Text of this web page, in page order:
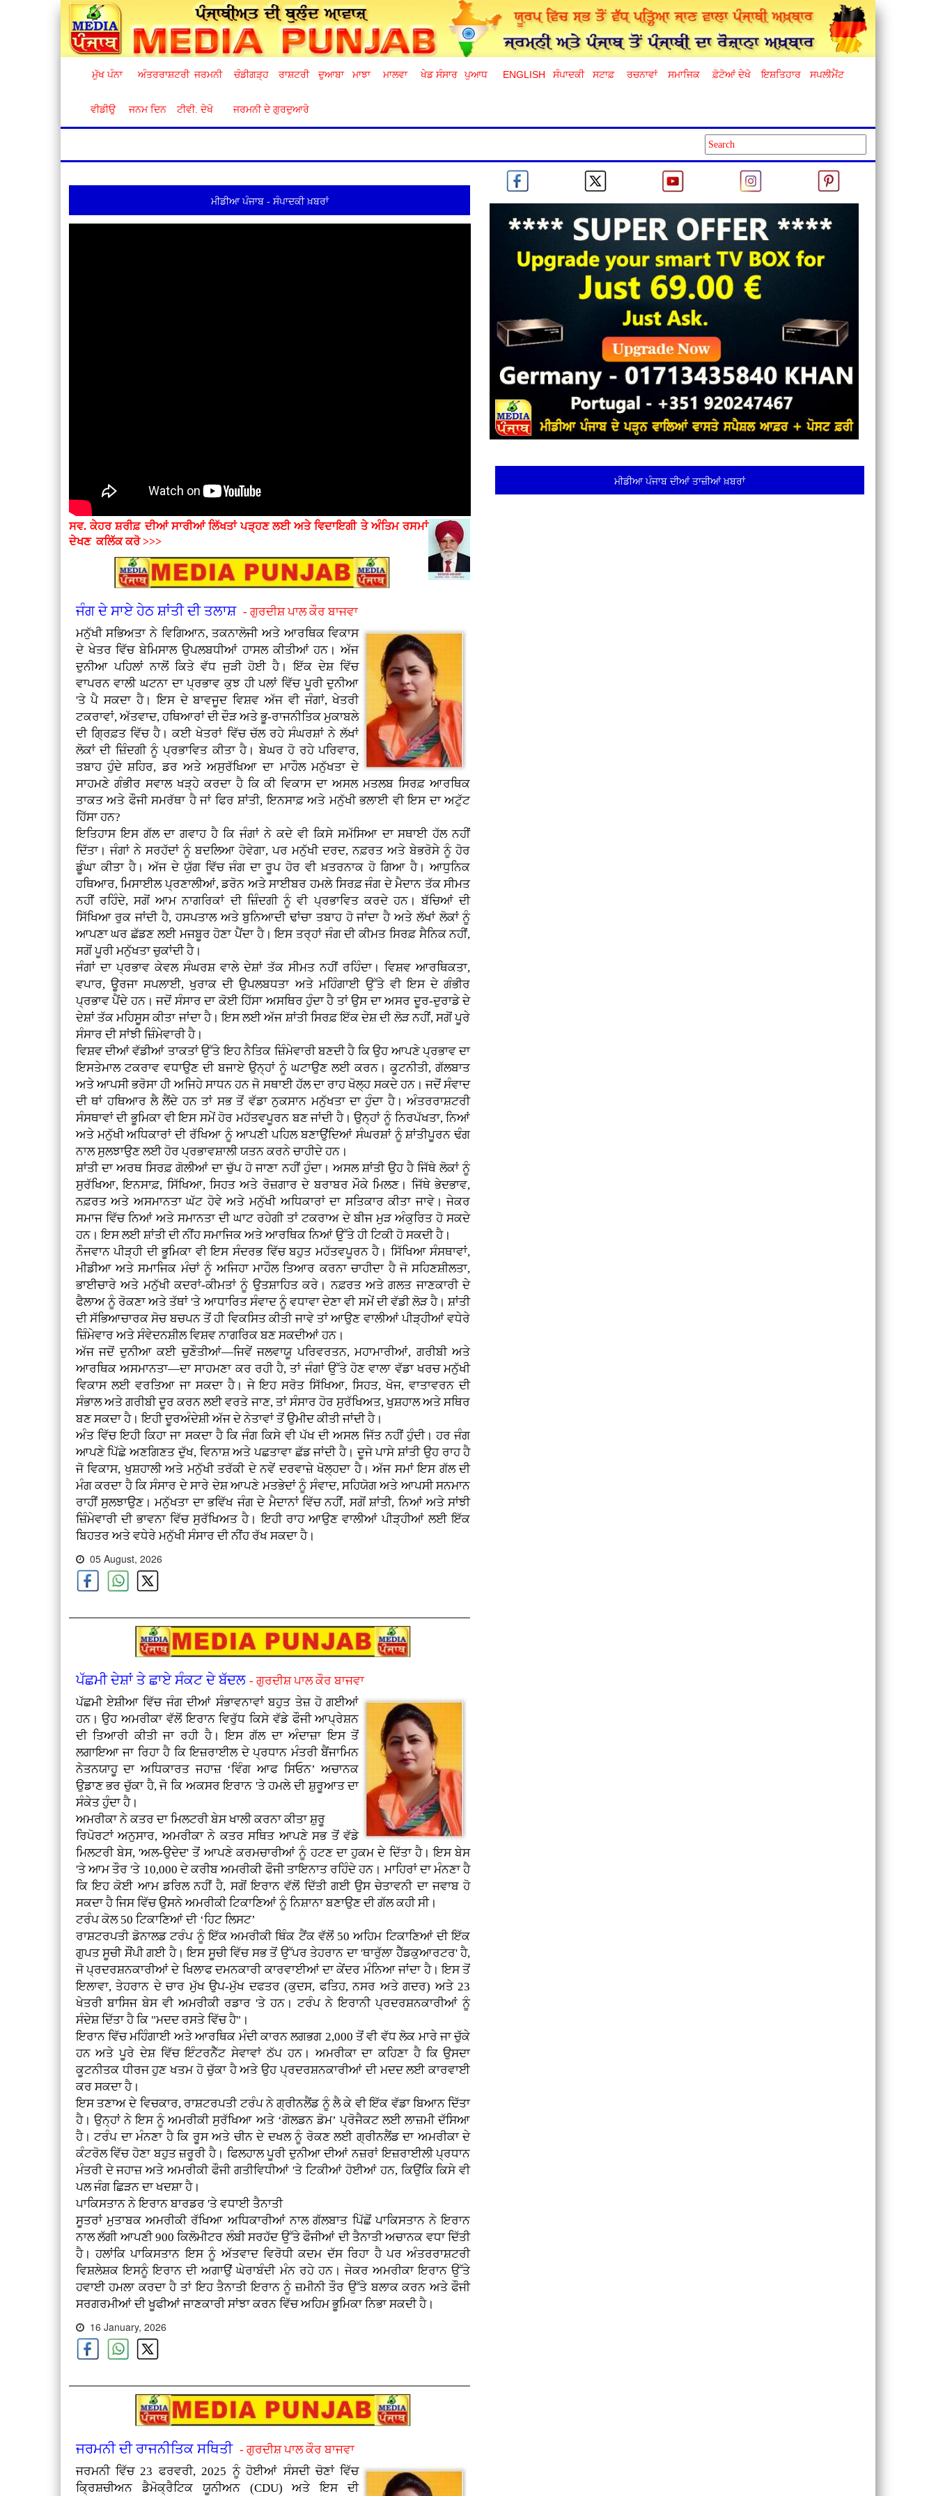
ਮੁੱਖ ਪੰਨਾ ਅੰਤਰਰਾਸ਼ਟਰੀ ਜਰਮਨੀ ਚੰਡੀਗੜ੍ਹ ਰਾਸ਼ਟਰੀ ਦੁਆਬਾ ਮਾਝਾ ਮਾਲਵਾ ਖੇਡ ਸੰਸਾਰ ਪੁਆਧ ENGLISH ਸੰਪਾਦਕੀ ਸਟਾਫ਼ ਰਚਨਾਵਾਂ ਸਮਾਜਿਕ ਫ਼ੋਟੋਆਂ ਦੇਖੋ ਇਸ਼ਤਿਹਾਰ ਸਪਲੀਮੈਂਟ
ਵੀਡੀਉ ਜਨਮ ਦਿਨ ਟੀਵੀ. ਦੇਖੋ ਜਰਮਨੀ ਦੇ ਗੁਰਦੁਆਰੇ
ਮੀਡੀਆ ਪੰਜਾਬ - ਸੰਪਾਦਕੀ ਖ਼ਬਰਾਂ
ਸਵ. ਕੇਹਰ ਸ਼ਰੀਫ਼ ਦੀਆਂ ਸਾਰੀਆਂ ਲਿੱਖਤਾਂ ਪੜ੍ਹਣ ਲਈ ਅਤੇਵਿਦਾਇਗੀ ਤੇ ਅੰਤਿਮ ਰਸਮਾਂ
ਦੇਖਣ ਕਲਿੱਕ ਕਰੋ >>>
ਜੰਗ ਦੇ ਸਾਏ ਹੇਠ ਸ਼ਾਂਤੀ ਦੀ ਤਲਾਸ਼ - ਗੁਰਦੀਸ਼ ਪਾਲ ਕੌਰ ਬਾਜਵਾ
ਮਨੁੱਖੀ ਸਭਿਅਤਾ ਨੇ ਵਿਗਿਆਨ, ਤਕਨਾਲੋਜੀ ਅਤੇ ਆਰਥਿਕ ਵਿਕਾਸ
ਦੇ ਖੇਤਰ ਵਿੱਚ ਬੇਮਿਸਾਲ ਉਪਲਬਧੀਆਂ ਹਾਸਲ ਕੀਤੀਆਂ ਹਨ। ਅੱਜ
ਦੁਨੀਆ ਪਹਿਲਾਂ ਨਾਲੋਂ ਕਿਤੇ ਵੱਧ ਜੁੜੀ ਹੋਈ ਹੈ। ਇੱਕ ਦੇਸ਼ ਵਿੱਚ
ਵਾਪਰਨ ਵਾਲੀ ਘਟਨਾ ਦਾ ਪ੍ਰਭਾਵ ਕੁਝ ਹੀ ਪਲਾਂ ਵਿੱਚ ਪੂਰੀ ਦੁਨੀਆ
'ਤੇ ਪੈ ਸਕਦਾ ਹੈ। ਇਸ ਦੇ ਬਾਵਜੂਦ ਵਿਸ਼ਵ ਅੱਜ ਵੀ ਜੰਗਾਂ, ਖੇਤਰੀ
ਟਕਰਾਵਾਂ, ਅੱਤਵਾਦ, ਹਥਿਆਰਾਂ ਦੀ ਦੌੜ ਅਤੇ ਭੂ-ਰਾਜਨੀਤਿਕ ਮੁਕਾਬਲੇ
ਦੀ ਗ੍ਰਿਫ਼ਤ ਵਿੱਚ ਹੈ। ਕਈ ਖੇਤਰਾਂ ਵਿੱਚ ਚੱਲ ਰਹੇ ਸੰਘਰਸ਼ਾਂ ਨੇ ਲੱਖਾਂ
ਲੋਕਾਂ ਦੀ ਜ਼ਿੰਦਗੀ ਨੂੰ ਪ੍ਰਭਾਵਿਤ ਕੀਤਾ ਹੈ। ਬੇਘਰ ਹੋ ਰਹੇ ਪਰਿਵਾਰ,
ਤਬਾਹ ਹੁੰਦੇ ਸ਼ਹਿਰ, ਡਰ ਅਤੇ ਅਸੁਰੱਖਿਆ ਦਾ ਮਾਹੌਲ ਮਨੁੱਖਤਾ ਦੇ
ਸਾਹਮਣੇ ਗੰਭੀਰ ਸਵਾਲ ਖੜ੍ਹੇ ਕਰਦਾ ਹੈ ਕਿ ਕੀ ਵਿਕਾਸ ਦਾ ਅਸਲ ਮਤਲਬ ਸਿਰਫ਼ ਆਰਥਿਕ
ਤਾਕਤ ਅਤੇ ਫੌਜੀ ਸਮਰੱਥਾ ਹੈ ਜਾਂ ਫਿਰ ਸ਼ਾਂਤੀ, ਇਨਸਾਫ਼ ਅਤੇ ਮਨੁੱਖੀ ਭਲਾਈ ਵੀ ਇਸ ਦਾ ਅਟੁੱਟ
ਹਿੱਸਾ ਹਨ?
ਇਤਿਹਾਸ ਇਸ ਗੱਲ ਦਾ ਗਵਾਹ ਹੈ ਕਿ ਜੰਗਾਂ ਨੇ ਕਦੇ ਵੀ ਕਿਸੇ ਸਮੱਸਿਆ ਦਾ ਸਥਾਈ ਹੱਲ ਨਹੀਂ
ਦਿੱਤਾ। ਜੰਗਾਂ ਨੇ ਸਰਹੱਦਾਂ ਨੂੰ ਬਦਲਿਆ ਹੋਵੇਗਾ, ਪਰ ਮਨੁੱਖੀ ਦਰਦ, ਨਫ਼ਰਤ ਅਤੇ ਬੇਭਰੋਸੇ ਨੂੰ ਹੋਰ
ਡੂੰਘਾ ਕੀਤਾ ਹੈ। ਅੱਜ ਦੇ ਯੁੱਗ ਵਿੱਚ ਜੰਗ ਦਾ ਰੂਪ ਹੋਰ ਵੀ ਖ਼ਤਰਨਾਕ ਹੋ ਗਿਆ ਹੈ। ਆਧੁਨਿਕ
ਹਥਿਆਰ, ਮਿਸਾਈਲ ਪ੍ਰਣਾਲੀਆਂ, ਡਰੋਨ ਅਤੇ ਸਾਈਬਰ ਹਮਲੇ ਸਿਰਫ਼ ਜੰਗ ਦੇ ਮੈਦਾਨ ਤੱਕ ਸੀਮਤ
ਨਹੀਂ ਰਹਿੰਦੇ, ਸਗੋਂ ਆਮ ਨਾਗਰਿਕਾਂ ਦੀ ਜ਼ਿੰਦਗੀ ਨੂੰ ਵੀ ਪ੍ਰਭਾਵਿਤ ਕਰਦੇ ਹਨ। ਬੱਚਿਆਂ ਦੀ
ਸਿੱਖਿਆ ਰੁਕ ਜਾਂਦੀ ਹੈ, ਹਸਪਤਾਲ ਅਤੇ ਬੁਨਿਆਦੀ ਢਾਂਚਾ ਤਬਾਹ ਹੋ ਜਾਂਦਾ ਹੈ ਅਤੇ ਲੱਖਾਂ ਲੋਕਾਂ ਨੂੰ
ਆਪਣਾ ਘਰ ਛੱਡਣ ਲਈ ਮਜਬੂਰ ਹੋਣਾ ਪੈਂਦਾ ਹੈ। ਇਸ ਤਰ੍ਹਾਂ ਜੰਗ ਦੀ ਕੀਮਤ ਸਿਰਫ਼ ਸੈਨਿਕ ਨਹੀਂ,
ਸਗੋਂ ਪੂਰੀ ਮਨੁੱਖਤਾ ਚੁਕਾਂਦੀ ਹੈ।
ਜੰਗਾਂ ਦਾ ਪ੍ਰਭਾਵ ਕੇਵਲ ਸੰਘਰਸ਼ ਵਾਲੇ ਦੇਸ਼ਾਂ ਤੱਕ ਸੀਮਤ ਨਹੀਂ ਰਹਿੰਦਾ। ਵਿਸ਼ਵ ਆਰਥਿਕਤਾ,
ਵਪਾਰ, ਊਰਜਾ ਸਪਲਾਈ, ਖੁਰਾਕ ਦੀ ਉਪਲਬਧਤਾ ਅਤੇ ਮਹਿੰਗਾਈ ਉੱਤੇ ਵੀ ਇਸ ਦੇ ਗੰਭੀਰ
ਪ੍ਰਭਾਵ ਪੈਂਦੇ ਹਨ। ਜਦੋਂ ਸੰਸਾਰ ਦਾ ਕੋਈ ਹਿੱਸਾ ਅਸਥਿਰ ਹੁੰਦਾ ਹੈ ਤਾਂ ਉਸ ਦਾ ਅਸਰ ਦੂਰ-ਦੁਰਾਡੇ ਦੇ
ਦੇਸ਼ਾਂ ਤੱਕ ਮਹਿਸੂਸ ਕੀਤਾ ਜਾਂਦਾ ਹੈ। ਇਸ ਲਈ ਅੱਜ ਸ਼ਾਂਤੀ ਸਿਰਫ਼ ਇੱਕ ਦੇਸ਼ ਦੀ ਲੋੜ ਨਹੀਂ, ਸਗੋਂ ਪੂਰੇ
ਸੰਸਾਰ ਦੀ ਸਾਂਝੀ ਜ਼ਿੰਮੇਵਾਰੀ ਹੈ।
ਵਿਸ਼ਵ ਦੀਆਂ ਵੱਡੀਆਂ ਤਾਕਤਾਂ ਉੱਤੇ ਇਹ ਨੈਤਿਕ ਜ਼ਿੰਮੇਵਾਰੀ ਬਣਦੀ ਹੈ ਕਿ ਉਹ ਆਪਣੇ ਪ੍ਰਭਾਵ ਦਾ
ਇਸਤੇਮਾਲ ਟਕਰਾਵ ਵਧਾਉਣ ਦੀ ਬਜਾਏ ਉਨ੍ਹਾਂ ਨੂੰ ਘਟਾਉਣ ਲਈ ਕਰਨ। ਕੂਟਨੀਤੀ, ਗੱਲਬਾਤ
ਅਤੇ ਆਪਸੀ ਭਰੋਸਾ ਹੀ ਅਜਿਹੇ ਸਾਧਨ ਹਨ ਜੋ ਸਥਾਈ ਹੱਲ ਦਾ ਰਾਹ ਖੋਲ੍ਹ ਸਕਦੇ ਹਨ। ਜਦੋਂ ਸੰਵਾਦ
ਦੀ ਥਾਂ ਹਥਿਆਰ ਲੈ ਲੈਂਦੇ ਹਨ ਤਾਂ ਸਭ ਤੋਂ ਵੱਡਾ ਨੁਕਸਾਨ ਮਨੁੱਖਤਾ ਦਾ ਹੁੰਦਾ ਹੈ। ਅੰਤਰਰਾਸ਼ਟਰੀ
ਸੰਸਥਾਵਾਂ ਦੀ ਭੂਮਿਕਾ ਵੀ ਇਸ ਸਮੇਂ ਹੋਰ ਮਹੱਤਵਪੂਰਨ ਬਣ ਜਾਂਦੀ ਹੈ। ਉਨ੍ਹਾਂ ਨੂੰ ਨਿਰਪੱਖਤਾ, ਨਿਆਂ
ਅਤੇ ਮਨੁੱਖੀ ਅਧਿਕਾਰਾਂ ਦੀ ਰੱਖਿਆ ਨੂੰ ਆਪਣੀ ਪਹਿਲ ਬਣਾਉਂਦਿਆਂ ਸੰਘਰਸ਼ਾਂ ਨੂੰ ਸ਼ਾਂਤੀਪੂਰਨ ਢੰਗ
ਨਾਲ ਸੁਲਝਾਉਣ ਲਈ ਹੋਰ ਪ੍ਰਭਾਵਸ਼ਾਲੀ ਯਤਨ ਕਰਨੇ ਚਾਹੀਦੇ ਹਨ।
ਸ਼ਾਂਤੀ ਦਾ ਅਰਥ ਸਿਰਫ਼ ਗੋਲੀਆਂ ਦਾ ਚੁੱਪ ਹੋ ਜਾਣਾ ਨਹੀਂ ਹੁੰਦਾ। ਅਸਲ ਸ਼ਾਂਤੀ ਉਹ ਹੈ ਜਿੱਥੇ ਲੋਕਾਂ ਨੂੰ
ਸੁਰੱਖਿਆ, ਇਨਸਾਫ਼, ਸਿੱਖਿਆ, ਸਿਹਤ ਅਤੇ ਰੋਜ਼ਗਾਰ ਦੇ ਬਰਾਬਰ ਮੌਕੇ ਮਿਲਣ। ਜਿੱਥੇ ਭੇਦਭਾਵ,
ਨਫ਼ਰਤ ਅਤੇ ਅਸਮਾਨਤਾ ਘੱਟ ਹੋਵੇ ਅਤੇ ਮਨੁੱਖੀ ਅਧਿਕਾਰਾਂ ਦਾ ਸਤਿਕਾਰ ਕੀਤਾ ਜਾਵੇ। ਜੇਕਰ
ਸਮਾਜ ਵਿੱਚ ਨਿਆਂ ਅਤੇ ਸਮਾਨਤਾ ਦੀ ਘਾਟ ਰਹੇਗੀ ਤਾਂ ਟਕਰਾਅ ਦੇ ਬੀਜ ਮੁੜ ਅੰਕੁਰਿਤ ਹੋ ਸਕਦੇ
ਹਨ। ਇਸ ਲਈ ਸ਼ਾਂਤੀ ਦੀ ਨੀਂਹ ਸਮਾਜਿਕ ਅਤੇ ਆਰਥਿਕ ਨਿਆਂ ਉੱਤੇ ਹੀ ਟਿਕੀ ਹੋ ਸਕਦੀ ਹੈ।
ਨੌਜਵਾਨ ਪੀੜ੍ਹੀ ਦੀ ਭੂਮਿਕਾ ਵੀ ਇਸ ਸੰਦਰਭ ਵਿੱਚ ਬਹੁਤ ਮਹੱਤਵਪੂਰਨ ਹੈ। ਸਿੱਖਿਆ ਸੰਸਥਾਵਾਂ,
ਮੀਡੀਆ ਅਤੇ ਸਮਾਜਿਕ ਮੰਚਾਂ ਨੂੰ ਅਜਿਹਾ ਮਾਹੌਲ ਤਿਆਰ ਕਰਨਾ ਚਾਹੀਦਾ ਹੈ ਜੋ ਸਹਿਣਸ਼ੀਲਤਾ,
ਭਾਈਚਾਰੇ ਅਤੇ ਮਨੁੱਖੀ ਕਦਰਾਂ-ਕੀਮਤਾਂ ਨੂੰ ਉਤਸ਼ਾਹਿਤ ਕਰੇ। ਨਫ਼ਰਤ ਅਤੇ ਗਲਤ ਜਾਣਕਾਰੀ ਦੇ
ਫੈਲਾਅ ਨੂੰ ਰੋਕਣਾ ਅਤੇ ਤੱਥਾਂ 'ਤੇ ਆਧਾਰਿਤ ਸੰਵਾਦ ਨੂੰ ਵਧਾਵਾ ਦੇਣਾ ਵੀ ਸਮੇਂ ਦੀ ਵੱਡੀ ਲੋੜ ਹੈ। ਸ਼ਾਂਤੀ
ਦੀ ਸੱਭਿਆਚਾਰਕ ਸੋਚ ਬਚਪਨ ਤੋਂ ਹੀ ਵਿਕਸਿਤ ਕੀਤੀ ਜਾਵੇ ਤਾਂ ਆਉਣ ਵਾਲੀਆਂ ਪੀੜ੍ਹੀਆਂ ਵਧੇਰੇ
ਜ਼ਿੰਮੇਵਾਰ ਅਤੇ ਸੰਵੇਦਨਸ਼ੀਲ ਵਿਸ਼ਵ ਨਾਗਰਿਕ ਬਣ ਸਕਦੀਆਂ ਹਨ।
ਅੱਜ ਜਦੋਂ ਦੁਨੀਆ ਕਈ ਚੁਣੌਤੀਆਂ—ਜਿਵੇਂ ਜਲਵਾਯੂ ਪਰਿਵਰਤਨ, ਮਹਾਮਾਰੀਆਂ, ਗਰੀਬੀ ਅਤੇ
ਆਰਥਿਕ ਅਸਮਾਨਤਾ—ਦਾ ਸਾਹਮਣਾ ਕਰ ਰਹੀ ਹੈ, ਤਾਂ ਜੰਗਾਂ ਉੱਤੇ ਹੋਣ ਵਾਲਾ ਵੱਡਾ ਖਰਚ ਮਨੁੱਖੀ
ਵਿਕਾਸ ਲਈ ਵਰਤਿਆ ਜਾ ਸਕਦਾ ਹੈ। ਜੇ ਇਹ ਸਰੋਤ ਸਿੱਖਿਆ, ਸਿਹਤ, ਖੋਜ, ਵਾਤਾਵਰਨ ਦੀ
ਸੰਭਾਲ ਅਤੇ ਗਰੀਬੀ ਦੂਰ ਕਰਨ ਲਈ ਵਰਤੇ ਜਾਣ, ਤਾਂ ਸੰਸਾਰ ਹੋਰ ਸੁਰੱਖਿਅਤ, ਖੁਸ਼ਹਾਲ ਅਤੇ ਸਥਿਰ
ਬਣ ਸਕਦਾ ਹੈ। ਇਹੀ ਦੂਰਅੰਦੇਸ਼ੀ ਅੱਜ ਦੇ ਨੇਤਾਵਾਂ ਤੋਂ ਉਮੀਦ ਕੀਤੀ ਜਾਂਦੀ ਹੈ।
ਅੰਤ ਵਿੱਚ ਇਹੀ ਕਿਹਾ ਜਾ ਸਕਦਾ ਹੈ ਕਿ ਜੰਗ ਕਿਸੇ ਵੀ ਪੱਖ ਦੀ ਅਸਲ ਜਿੱਤ ਨਹੀਂ ਹੁੰਦੀ। ਹਰ ਜੰਗ
ਆਪਣੇ ਪਿੱਛੇ ਅਣਗਿਣਤ ਦੁੱਖ, ਵਿਨਾਸ਼ ਅਤੇ ਪਛਤਾਵਾ ਛੱਡ ਜਾਂਦੀ ਹੈ। ਦੂਜੇ ਪਾਸੇ ਸ਼ਾਂਤੀ ਉਹ ਰਾਹ ਹੈ
ਜੋ ਵਿਕਾਸ, ਖੁਸ਼ਹਾਲੀ ਅਤੇ ਮਨੁੱਖੀ ਤਰੱਕੀ ਦੇ ਨਵੇਂ ਦਰਵਾਜ਼ੇ ਖੋਲ੍ਹਦਾ ਹੈ। ਅੱਜ ਸਮਾਂ ਇਸ ਗੱਲ ਦੀ
ਮੰਗ ਕਰਦਾ ਹੈ ਕਿ ਸੰਸਾਰ ਦੇ ਸਾਰੇ ਦੇਸ਼ ਆਪਣੇ ਮਤਭੇਦਾਂ ਨੂੰ ਸੰਵਾਦ, ਸਹਿਯੋਗ ਅਤੇ ਆਪਸੀ ਸਨਮਾਨ
ਰਾਹੀਂ ਸੁਲਝਾਉਣ। ਮਨੁੱਖਤਾ ਦਾ ਭਵਿੱਖ ਜੰਗ ਦੇ ਮੈਦਾਨਾਂ ਵਿੱਚ ਨਹੀਂ, ਸਗੋਂ ਸ਼ਾਂਤੀ, ਨਿਆਂ ਅਤੇ ਸਾਂਝੀ
ਜ਼ਿੰਮੇਵਾਰੀ ਦੀ ਭਾਵਨਾ ਵਿੱਚ ਸੁਰੱਖਿਅਤ ਹੈ। ਇਹੀ ਰਾਹ ਆਉਣ ਵਾਲੀਆਂ ਪੀੜ੍ਹੀਆਂ ਲਈ ਇੱਕ
ਬਿਹਤਰ ਅਤੇ ਵਧੇਰੇ ਮਨੁੱਖੀ ਸੰਸਾਰ ਦੀ ਨੀਂਹ ਰੱਖ ਸਕਦਾ ਹੈ।
05 August, 2026
ਪੱਛਮੀ ਦੇਸ਼ਾਂ ਤੇ ਛਾਏ ਸੰਕਟ ਦੇ ਬੱਦਲ - ਗੁਰਦੀਸ਼ ਪਾਲ ਕੌਰ ਬਾਜਵਾ
ਪੱਛਮੀ ਏਸ਼ੀਆ ਵਿੱਚ ਜੰਗ ਦੀਆਂ ਸੰਭਾਵਨਾਵਾਂ ਬਹੁਤ ਤੇਜ਼ ਹੋ ਗਈਆਂ
ਹਨ। ਉਹ ਅਮਰੀਕਾ ਵੱਲੋਂ ਇਰਾਨ ਵਿਰੁੱਧ ਕਿਸੇ ਵੱਡੇ ਫੌਜੀ ਆਪ੍ਰੇਸ਼ਨ
ਦੀ ਤਿਆਰੀ ਕੀਤੀ ਜਾ ਰਹੀ ਹੈ। ਇਸ ਗੱਲ ਦਾ ਅੰਦਾਜ਼ਾ ਇਸ ਤੋਂ
ਲਗਾਇਆ ਜਾ ਰਿਹਾ ਹੈ ਕਿ ਇਜ਼ਰਾਈਲ ਦੇ ਪ੍ਰਧਾਨ ਮੰਤਰੀ ਬੈਂਜਾਮਿਨ
ਨੇਤਨਯਾਹੂ ਦਾ ਅਧਿਕਾਰਤ ਜਹਾਜ਼ ‘ਵਿੰਗ ਆਫ ਸਿਓਨ’ ਅਚਾਨਕ
ਉਡਾਣ ਭਰ ਚੁੱਕਾ ਹੈ, ਜੋ ਕਿ ਅਕਸਰ ਇਰਾਨ 'ਤੇ ਹਮਲੇ ਦੀ ਸ਼ੁਰੂਆਤ ਦਾ
ਸੰਕੇਤ ਹੁੰਦਾ ਹੈ।
ਅਮਰੀਕਾ ਨੇ ਕਤਰ ਦਾ ਮਿਲਟਰੀ ਬੇਸ ਖਾਲੀ ਕਰਨਾ ਕੀਤਾ ਸ਼ੁਰੂ
ਰਿਪੋਰਟਾਂ ਅਨੁਸਾਰ, ਅਮਰੀਕਾ ਨੇ ਕਤਰ ਸਥਿਤ ਆਪਣੇ ਸਭ ਤੋਂ ਵੱਡੇ
ਮਿਲਟਰੀ ਬੇਸ, 'ਅਲ-ਉਦੇਦ' ਤੋਂ ਆਪਣੇ ਕਰਮਚਾਰੀਆਂ ਨੂੰ ਹਟਣ ਦਾ ਹੁਕਮ ਦੇ ਦਿੱਤਾ ਹੈ। ਇਸ ਬੇਸ
'ਤੇ ਆਮ ਤੌਰ 'ਤੇ 10,000 ਦੇ ਕਰੀਬ ਅਮਰੀਕੀ ਫੌਜੀ ਤਾਇਨਾਤ ਰਹਿੰਦੇ ਹਨ। ਮਾਹਿਰਾਂ ਦਾ ਮੰਨਣਾ ਹੈ
ਕਿ ਇਹ ਕੋਈ ਆਮ ਡਰਿਲ ਨਹੀਂ ਹੈ, ਸਗੋਂ ਇਰਾਨ ਵੱਲੋਂ ਦਿੱਤੀ ਗਈ ਉਸ ਚੇਤਾਵਨੀ ਦਾ ਜਵਾਬ ਹੋ
ਸਕਦਾ ਹੈ ਜਿਸ ਵਿੱਚ ਉਸਨੇ ਅਮਰੀਕੀ ਟਿਕਾਣਿਆਂ ਨੂੰ ਨਿਸ਼ਾਨਾ ਬਣਾਉਣ ਦੀ ਗੱਲ ਕਹੀ ਸੀ।
ਟਰੰਪ ਕੋਲ 50 ਟਿਕਾਣਿਆਂ ਦੀ ‘ਹਿਟ ਲਿਸਟ’
ਰਾਸ਼ਟਰਪਤੀ ਡੋਨਾਲਡ ਟਰੰਪ ਨੂੰ ਇੱਕ ਅਮਰੀਕੀ ਥਿੰਕ ਟੈਂਕ ਵੱਲੋਂ 50 ਅਹਿਮ ਟਿਕਾਣਿਆਂ ਦੀ ਇੱਕ
ਗੁਪਤ ਸੂਚੀ ਸੌਂਪੀ ਗਈ ਹੈ। ਇਸ ਸੂਚੀ ਵਿੱਚ ਸਭ ਤੋਂ ਉੱਪਰ ਤੇਹਰਾਨ ਦਾ 'ਥਾਰੁੱਲਾ ਹੈੱਡਕੁਆਰਟਰ' ਹੈ,
ਜੋ ਪ੍ਰਦਰਸ਼ਨਕਾਰੀਆਂ ਦੇ ਖਿਲਾਫ ਦਮਨਕਾਰੀ ਕਾਰਵਾਈਆਂ ਦਾ ਕੇਂਦਰ ਮੰਨਿਆ ਜਾਂਦਾ ਹੈ। ਇਸ ਤੋਂ
ਇਲਾਵਾ, ਤੇਹਰਾਨ ਦੇ ਚਾਰ ਮੁੱਖ ਉਪ-ਮੁੱਖ ਦਫਤਰ (ਕੁਦਸ, ਫਤਿਹ, ਨਸਰ ਅਤੇ ਗਦਰ) ਅਤੇ 23
ਖੇਤਰੀ ਬਾਸਿਜ ਬੇਸ ਵੀ ਅਮਰੀਕੀ ਰਡਾਰ 'ਤੇ ਹਨ। ਟਰੰਪ ਨੇ ਇਰਾਨੀ ਪ੍ਰਦਰਸ਼ਨਕਾਰੀਆਂ ਨੂੰ
ਸੰਦੇਸ਼ ਦਿੱਤਾ ਹੈ ਕਿ "ਮਦਦ ਰਸਤੇ ਵਿੱਚ ਹੈ"।
ਇਰਾਨ ਵਿੱਚ ਮਹਿੰਗਾਈ ਅਤੇ ਆਰਥਿਕ ਮੰਦੀ ਕਾਰਨ ਲਗਭਗ 2,000 ਤੋਂ ਵੀ ਵੱਧ ਲੋਕ ਮਾਰੇ ਜਾ ਚੁੱਕੇ
ਹਨ ਅਤੇ ਪੂਰੇ ਦੇਸ਼ ਵਿੱਚ ਇੰਟਰਨੈੱਟ ਸੇਵਾਵਾਂ ਠੱਪ ਹਨ। ਅਮਰੀਕਾ ਦਾ ਕਹਿਣਾ ਹੈ ਕਿ ਉਸਦਾ
ਕੂਟਨੀਤਕ ਧੀਰਜ ਹੁਣ ਖਤਮ ਹੋ ਚੁੱਕਾ ਹੈ ਅਤੇ ਉਹ ਪ੍ਰਦਰਸ਼ਨਕਾਰੀਆਂ ਦੀ ਮਦਦ ਲਈ ਕਾਰਵਾਈ
ਕਰ ਸਕਦਾ ਹੈ।
ਇਸ ਤਣਾਅ ਦੇ ਵਿਚਕਾਰ, ਰਾਸ਼ਟਰਪਤੀ ਟਰੰਪ ਨੇ ਗ੍ਰੀਨਲੈਂਡ ਨੂੰ ਲੈ ਕੇ ਵੀ ਇੱਕ ਵੱਡਾ ਬਿਆਨ ਦਿੱਤਾ
ਹੈ। ਉਨ੍ਹਾਂ ਨੇ ਇਸ ਨੂੰ ਅਮਰੀਕੀ ਸੁਰੱਖਿਆ ਅਤੇ ‘ਗੋਲਡਨ ਡੋਮ’ ਪ੍ਰੋਜੈਕਟ ਲਈ ਲਾਜ਼ਮੀ ਦੱਸਿਆ
ਹੈ। ਟਰੰਪ ਦਾ ਮੰਨਣਾ ਹੈ ਕਿ ਰੂਸ ਅਤੇ ਚੀਨ ਦੇ ਦਖਲ ਨੂੰ ਰੋਕਣ ਲਈ ਗ੍ਰੀਨਲੈਂਡ ਦਾ ਅਮਰੀਕਾ ਦੇ
ਕੰਟਰੋਲ ਵਿੱਚ ਹੋਣਾ ਬਹੁਤ ਜ਼ਰੂਰੀ ਹੈ। ਫਿਲਹਾਲ ਪੂਰੀ ਦੁਨੀਆ ਦੀਆਂ ਨਜ਼ਰਾਂ ਇਜ਼ਰਾਈਲੀ ਪ੍ਰਧਾਨ
ਮੰਤਰੀ ਦੇ ਜਹਾਜ਼ ਅਤੇ ਅਮਰੀਕੀ ਫੌਜੀ ਗਤੀਵਿਧੀਆਂ 'ਤੇ ਟਿਕੀਆਂ ਹੋਈਆਂ ਹਨ, ਕਿਉਂਕਿ ਕਿਸੇ ਵੀ
ਪਲ ਜੰਗ ਛਿੜਨ ਦਾ ਖਦਸ਼ਾ ਹੈ।
ਪਾਕਿਸਤਾਨ ਨੇ ਇਰਾਨ ਬਾਰਡਰ 'ਤੇ ਵਧਾਈ ਤੈਨਾਤੀ
ਸੂਤਰਾਂ ਮੁਤਾਬਕ ਅਮਰੀਕੀ ਰੱਖਿਆ ਅਧਿਕਾਰੀਆਂ ਨਾਲ ਗੱਲਬਾਤ ਪਿੱਛੋਂ ਪਾਕਿਸਤਾਨ ਨੇ ਇਰਾਨ
ਨਾਲ ਲੱਗੀ ਆਪਣੀ 900 ਕਿਲੋਮੀਟਰ ਲੰਬੀ ਸਰਹੱਦ ਉੱਤੇ ਫੌਜੀਆਂ ਦੀ ਤੈਨਾਤੀ ਅਚਾਨਕ ਵਧਾ ਦਿੱਤੀ
ਹੈ। ਹਲਾਂਕਿ ਪਾਕਿਸਤਾਨ ਇਸ ਨੂੰ ਅੱਤਵਾਦ ਵਿਰੋਧੀ ਕਦਮ ਦੱਸ ਰਿਹਾ ਹੈ ਪਰ ਅੰਤਰਰਾਸ਼ਟਰੀ
ਵਿਸ਼ਲੇਸ਼ਕ ਇਸਨੂੰ ਇਰਾਨ ਦੀ ਅਗਾਉਂ ਘੇਰਾਬੰਦੀ ਮੰਨ ਰਹੇ ਹਨ। ਜੇਕਰ ਅਮਰੀਕਾ ਇਰਾਨ ਉੱਤੇ
ਹਵਾਈ ਹਮਲਾ ਕਰਦਾ ਹੈ ਤਾਂ ਇਹ ਤੈਨਾਤੀ ਇਰਾਨ ਨੂੰ ਜ਼ਮੀਨੀ ਤੌਰ ਉੱਤੇ ਬਲਾਕ ਕਰਨ ਅਤੇ ਫੌਜੀ
ਸਰਗਰਮੀਆਂ ਦੀ ਖੂਫੀਆਂ ਜਾਣਕਾਰੀ ਸਾਂਝਾ ਕਰਨ ਵਿੱਚ ਅਹਿਮ ਭੂਮਿਕਾ ਨਿਭਾ ਸਕਦੀ ਹੈ।
16 January, 2026
ਜਰਮਨੀ ਦੀ ਰਾਜਨੀਤਿਕ ਸਥਿਤੀ - ਗੁਰਦੀਸ਼ ਪਾਲ ਕੌਰ ਬਾਜਵਾ
ਜਰਮਨੀ ਵਿੱਚ 23 ਫਰਵਰੀ, 2025 ਨੂੰ ਹੋਈਆਂ ਸੰਸਦੀ ਚੋਣਾਂ ਵਿੱਚ
ਕ੍ਰਿਸ਼ਚੀਅਨ ਡੈਮੋਕ੍ਰੈਟਿਕ ਯੂਨੀਅਨ (CDU) ਅਤੇ ਇਸ ਦੀ
ਮੀਡੀਆ ਪੰਜਾਬ ਦੀਆਂ ਤਾਜ਼ੀਆਂ ਖ਼ਬਰਾਂ